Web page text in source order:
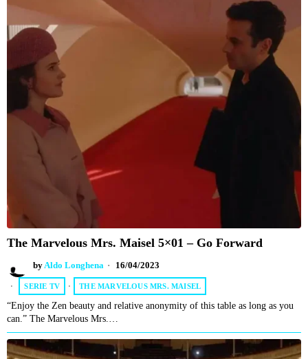
The Marvelous Mrs. Maisel 5×01 – Go Forward
byAldo Longhena 16/04/2023
SERIE TV · THE MARVELOUS MRS. MAISEL
“Enjoy the Zen beauty and relative anonymity of this table as long as you
can.” The Marvelous Mrs.…